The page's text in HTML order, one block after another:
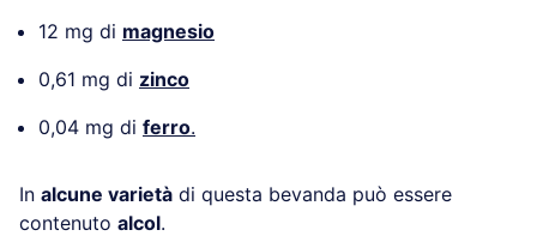
12 mg di magnesio
0,61 mg di zinco
0,04 mg di ferro.
In alcune varietà di questa bevanda può essere
contenuto alcol.